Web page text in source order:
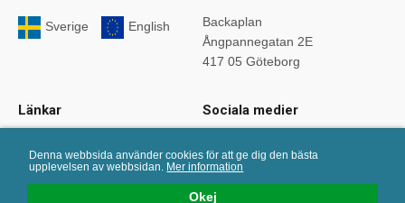
Okej
Denna webbsida använder cookies för att ge dig den bästa
upplevelsen av webbsidan. Mer information
Sverige English
Backaplan
Ångpannegatan 2E
417 05 Göteborg
Länkar
Om oss
Köpvillkor
Sociala medier